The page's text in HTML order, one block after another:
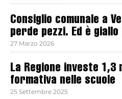
Consiglio comunale a
perde pezzi. Ed è
27 Marzo 2026
La Regione investe
formativa nelle scuole
25 Settembre 2025